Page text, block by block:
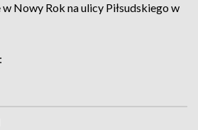
Nowy Rok na ulicy Piłsudskiego w